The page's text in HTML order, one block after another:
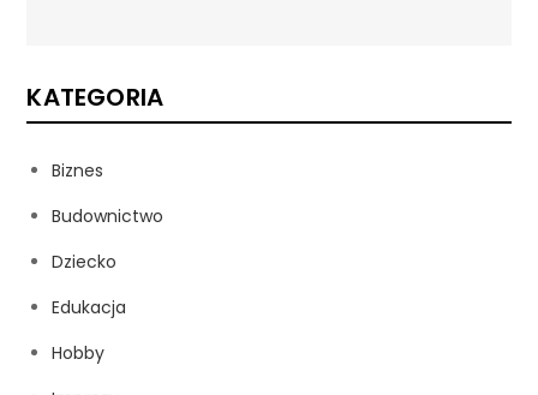
KATEGORIA
Biznes
Budownictwo
Dziecko
Edukacja
Hobby